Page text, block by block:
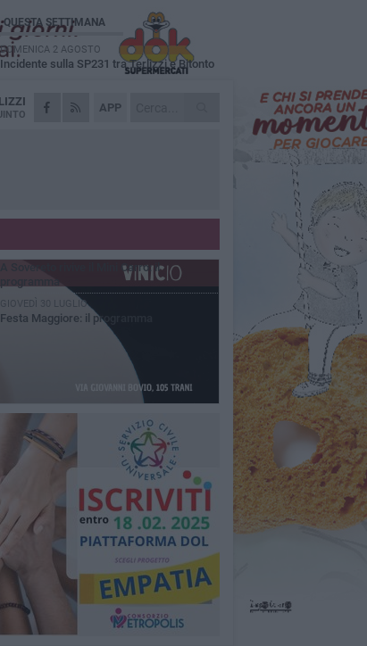
APP
SETTIMANA
DOMENICA 2 AGOSTO
Incidente sulla SP231 tra Terlizzi e Bitonto
LUNEDÌ 3 AGOSTO
Gatto senza vita sul marciapiede: macabro
I timonieri incontrano i più piccoli: la
SABATO 1 AGOSTO
A Sovereto rivive il Mini Carro: il
GIOVEDÌ 30 LUGLIO
Festa Maggiore: il programma